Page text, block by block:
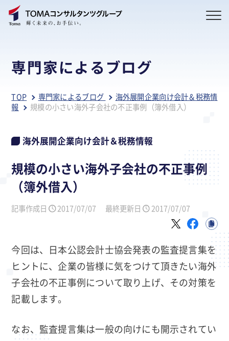
専門家によるブログ
TOP 専門家によるブログ
海外展開企業向け会計＆税務情
報
規模の小さい海外子会社の不正事例（簿外借入）
海外展開企業向け会計＆税務情報
規模の小さい海外子会社の不正事例
（簿外借入）
記事作成日 2017/07/07 最終更新日 2017/07/07
今回は、日本公認会計士協会発表の監査提言集を
ヒントに、企業の皆様に気をつけて頂きたい海外
子会社の不正事例について取り上げ、その対策を
記載します。
なお、監査提言集は一般の向けにも開示されてい